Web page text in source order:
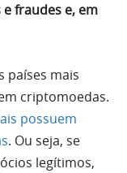
fraudes e, em
países mais
criptomoedas.
possuem
. Ou seja, se
legítimos,